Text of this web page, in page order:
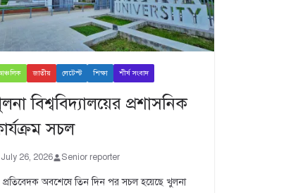
জাতীয় লেটেস্ট শিক্ষা শীর্ষ সংবাদ
বিশ্ববিদ্যালয়ের প্রশাসনিক
সচল
July 26, 2026 Senior reporter
প্রতিবেদক অবশেষে তিন দিন পর সচল হয়েছে খুলনা